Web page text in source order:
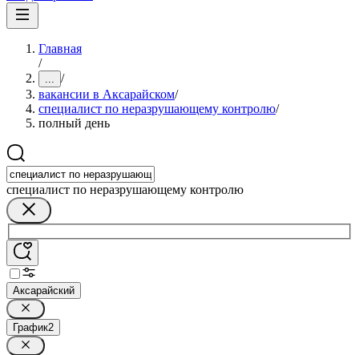
Главная
/
... /
вакансии в Аксарайском/
специалист по неразрушающему контролю/
полный день
специалист по неразрушающему контролю
Аксарайский
График2